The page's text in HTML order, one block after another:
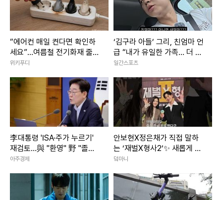
“에어컨 매일 켠다면 확인하
세요”…여름철 전기화재 줄이
는 점검법
위키푸디
‘김구라 아들’ 그리, 친엄마 언
급 “내가 유일한 가족… 더 챙
기려고”
일간스포츠
李대통령 'ISA·주가 누르기'
재검토…與 "환영" 野 "졸속
국정"
아주경제
안보현X정은채가 직접 말하
는 ‘재벌X형사2’✨ 새롭게 돌
아온 두 사람의 이야기｜재벌
덬마니